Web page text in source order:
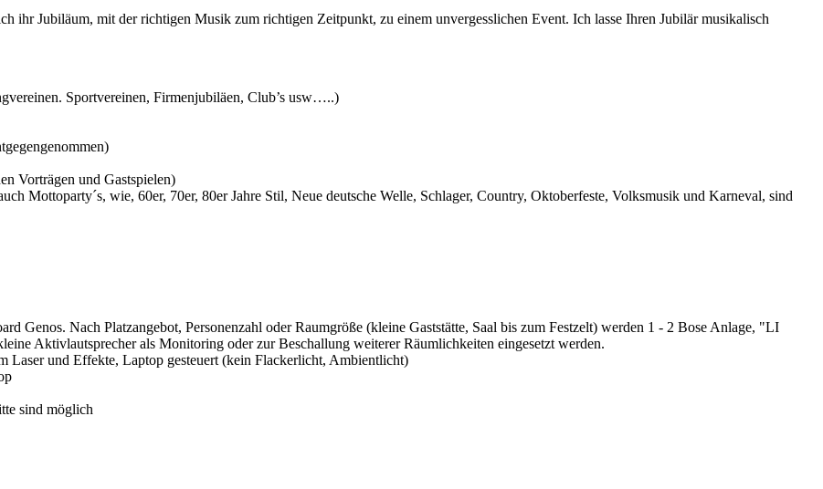
ihr Jubiläum, mit der richtigen Musik zum richtigen Zeitpunkt, zu einem unvergesslichen Event. Ich lasse Ihren Jubilär musikalisch
Sportvereinen, Firmenjubiläen, Club’s usw…..)
Vorträgen und Gastspielen)
Mottoparty´s, wie, 60er, 70er, 80er Jahre Stil, Neue deutsche Welle, Schlager, Country, Oktoberfeste, Volksmusik und Karneval, sind
Genos. Nach Platzangebot, Personenzahl oder Raumgröße (kleine Gaststätte, Saal bis zum Festzelt) werden 1 - 2 Bose Anlage, "LI
Aktivlautsprecher als Monitoring oder zur Beschallung weiterer Räumlichkeiten eingesetzt werden.
und Effekte, Laptop gesteuert (kein Flackerlicht, Ambientlicht)
sind möglich